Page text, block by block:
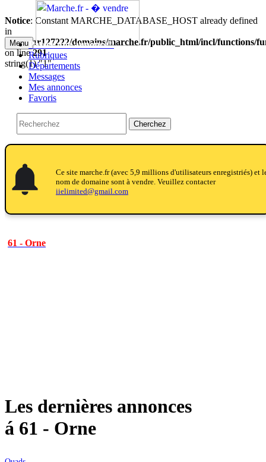
Notice: Constant MARCHE_DATABASE_HOST already defined
in
/home/nr127222/domains/marche.fr/public_html/incl/functions/
on line291
string(1) "1"
Menu Passer une annonce!!
Rubriques
Départements
Messages
Mes annonces
Favoris
Cherchez
notifications
notifications
Ce site marche.fr (avec 5,9 millions d'utilisateurs enregistriés) et
nom de domaine sont à vendre. Veuillez contacter
iielimited@gmail.com
61 - Orne
Les dernières annonces
á 61 - Orne